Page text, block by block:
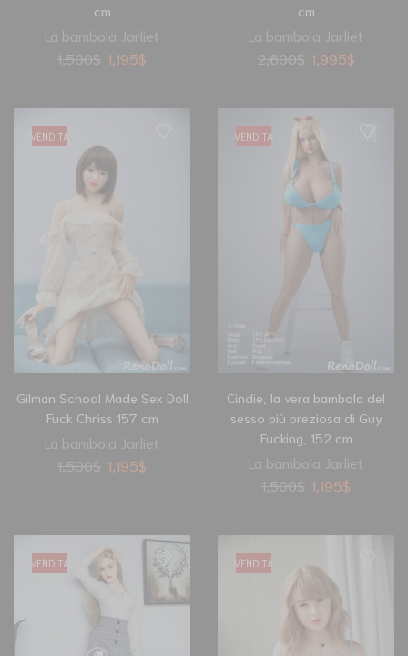
cm
La bambola Jarliet
1,500$ 1,195$
cm
La bambola Jarliet
2,600$ 1,995$
VENDITA
Gilman School Made Sex Doll
Fuck Chriss 157 cm
La bambola Jarliet
1,500$ 1,195$
VENDITA
Cindie, la vera bambola del
sesso più preziosa di Guy
Fucking, 152 cm
La bambola Jarliet
1,500$ 1,195$
VENDITA VENDITA